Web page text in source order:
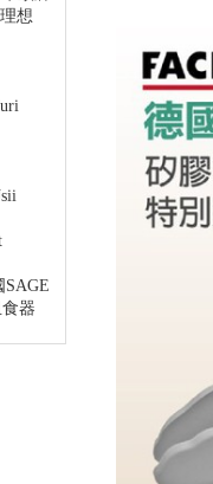
想
SAGE
器